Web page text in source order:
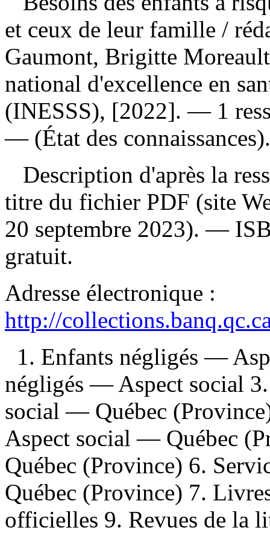
et ceux de leur famille /
Gaumont, Brigitte
national d'excellence en
(INESSS), [2022]. — 1
— (État des connaissances).
Description d'après la
titre du fichier PDF (site
20 septembre 2023). —
gratuit.
Adresse électronique :
http://
1. Enfants négligés —
négligés — Aspect social
social — Québec
Aspect social — Québec
Québec (Province) 6.
Québec (Province) 7.
officielles 9. Revues de la